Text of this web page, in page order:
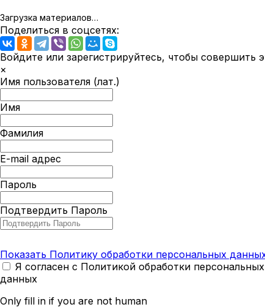
Загрузка материалов…
Поделиться в соцсетях:
Войдите или зарегистрируйтесь, чтобы совершить
×
Имя пользователя (лат.)
Имя
Фамилия
E-mail адрес
Пароль
Подтвердить Пароль
Показать Политику обработки персональных
Я согласен с Политикой обработки персональных
данных
Only fill in if you are not human